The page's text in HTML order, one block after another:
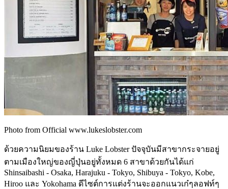
Photo from Official www.lukeslobster.com
ด้วยความนิยมของร้าน Luke Lobster ปัจจุบันมีสาขากระจายอยู่
ตามเมืองใหญ่ของญี่ปุ่นอยู่ทั้งหมด 6 สาขาด้วยกันได้แก่
Shinsaibashi - Osaka, Harajuku - Tokyo, Shibuya - Tokyo, Kobe,
Hiroo และ Yokohama ดีไซต์การแต่งร้านจะออกแนวเก๋ๆลอฟท์ๆ